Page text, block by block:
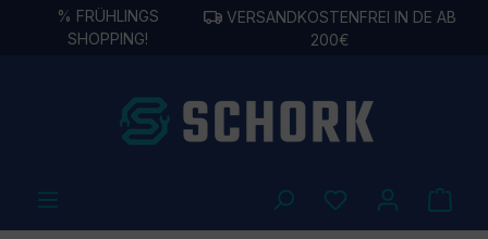
springen
% FRÜHLINGS
SHOPPING!
VERSANDKOSTENFREI IN DE AB
200€